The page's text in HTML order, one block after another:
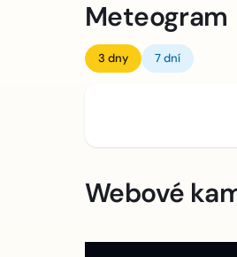
Meteogram
3 dny 7 dní
Webové